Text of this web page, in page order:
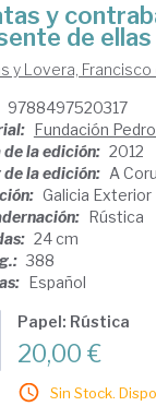
y
de
y Lovera, Francisco
9788497520317
Fundación
de la edición: 2012
de la edición: A
Galicia Exterior
Rústica
24 cm
388
Español
Papel: Rústica
20,00 €
Sin Stock.